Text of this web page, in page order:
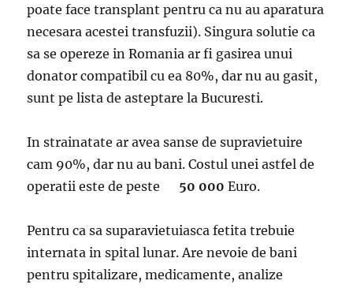
poate face transplant pentru ca nu au aparatura
necesara acestei transfuzii). Singura solutie ca
sa se opereze in Romania ar fi gasirea unui
donator compatibil cu ea 80%, dar nu au gasit,
sunt pe lista de asteptare la Bucuresti.
In strainatate ar avea sanse de supravietuire
cam 90%, dar nu au bani. Costul unei astfel de
operatii este de peste 50 000 Euro.
Pentru ca sa suparavietuiasca fetita trebuie
internata in spital lunar. Are nevoie de bani
pentru spitalizare, medicamente, analize